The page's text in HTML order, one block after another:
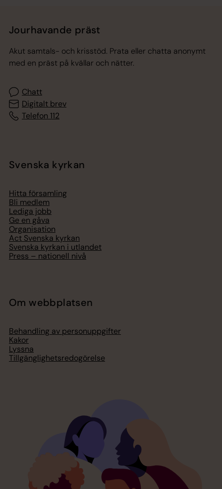
Jourhavande präst
Akut samtals- och krisstöd. Prata eller chatta anonymt
med en präst på kvällar och nätter.
Chatt
Digitalt brev
Telefon 112
Svenska kyrkan
Hitta församling
Bli medlem
Lediga jobb
Ge en gåva
Organisation
Act Svenska kyrkan
Svenska kyrkan i utlandet
Press – nationell nivå
Om webbplatsen
Behandling av personuppgifter
Kakor
Lyssna
Tillgänglighetsredogörelse